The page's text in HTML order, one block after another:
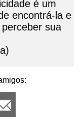
é um
encontrá-la e
sua